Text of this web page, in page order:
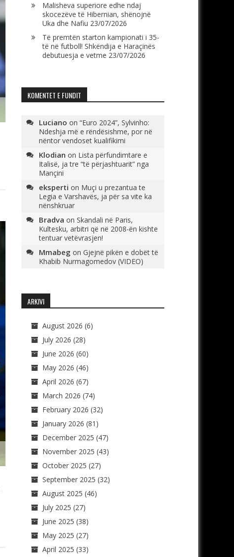
Malisheva superiore edhe ndaj
skocezëve të Hibernian, shënojnë
Uka dhe Nafiu 23/07/2026
Të premtën starton kampionati i 35-
të në futboll! Shkëndija e Haraçinës
debutuesja e vetme 23/07/2026
KOMENTET E FUNDIT
Luciano on “Euro 2024”, Sylvinho:
Ndeshja më e rëndësishme, por në
nëntor vendoset kualifikimi
Klodian on Lista përfundimtare e
Italisë, ja tre “të përjashtuarit” nga
Mançini
eksperti on Muçi u prezantua te
Legia e Varshavës, ja për sa vite ka
nënshkruar
Bradva on Skandali në Paris,
Kultesku, arbitri që në 2008-ën kishte
tentuar vetëvrasjen!
Mmabeg on Gjejnë pikën e dobët të
Khabib Nurmagomedov (VIDEO)
ARKIVI
August 2026 (6)
July 2026 (28)
June 2026 (60)
May 2026 (46)
April 2026 (67)
March 2026 (74)
February 2026 (32)
January 2026 (81)
December 2025 (47)
November 2025 (43)
October 2025 (27)
September 2025 (32)
August 2025 (46)
July 2025 (27)
June 2025 (38)
May 2025 (27)
April 2025 (33)